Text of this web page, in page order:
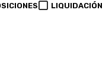
LIQUIDACIÓN